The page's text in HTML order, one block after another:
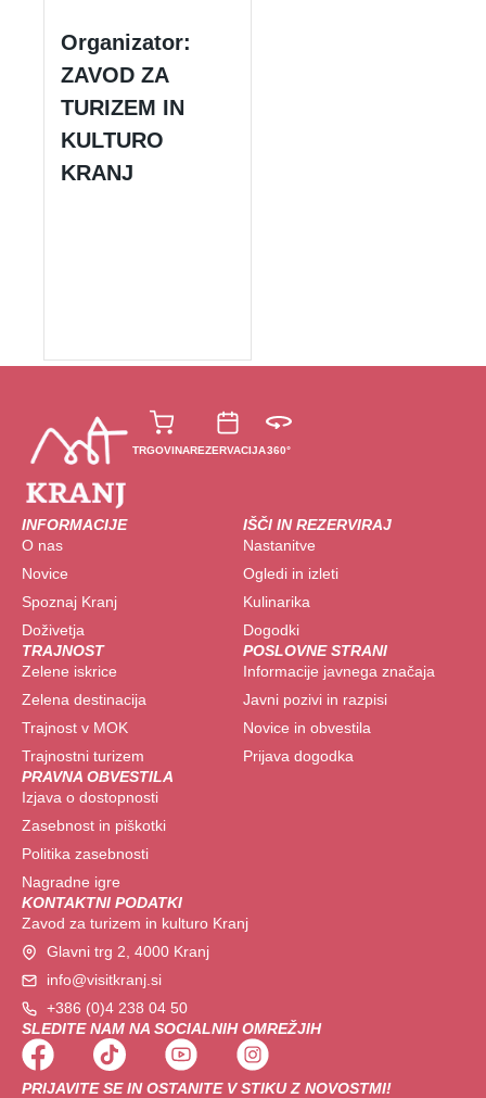
Organizator:
ZAVOD ZA
TURIZEM IN
KULTURO
KRANJ
TRGOVINAREZERVACIJA360°
INFORMACIJE
O nas
Novice
Spoznaj Kranj
Doživetja
IŠČI IN REZERVIRAJ
Nastanitve
Ogledi in izleti
Kulinarika
Dogodki
TRAJNOST
Zelene iskrice
Zelena destinacija
Trajnost v MOK
Trajnostni turizem
POSLOVNE STRANI
Informacije javnega značaja
Javni pozivi in razpisi
Novice in obvestila
Prijava dogodka
PRAVNA OBVESTILA
Izjava o dostopnosti
Zasebnost in piškotki
Politika zasebnosti
Nagradne igre
KONTAKTNI PODATKI
Zavod za turizem in kulturo Kranj
Glavni trg 2, 4000 Kranj
info@visitkranj.si
+386 (0)4 238 04 50
SLEDITE NAM NA SOCIALNIH OMREŽJIH
PRIJAVITE SE IN OSTANITE V STIKU Z NOVOSTMI!